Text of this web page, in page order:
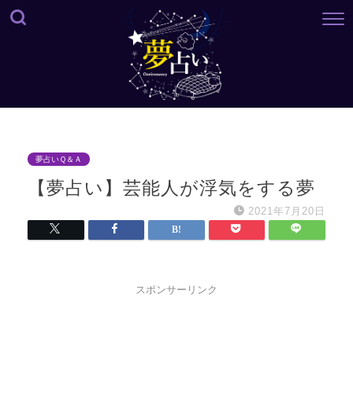
夢占いＱ＆Ａ
【夢占い】芸能人が浮気をする夢
2021年7月20日
スポンサーリンク